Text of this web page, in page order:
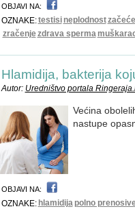
OBJAVI NA:
OZNAKE:testisi neplodnostzačeće
zračenjezdrava sperma
Hlamidija, bakterija
Autor: Uredništvo portala
Većina
nastupe
OBJAVI NA:
OZNAKE: hlamidija polno